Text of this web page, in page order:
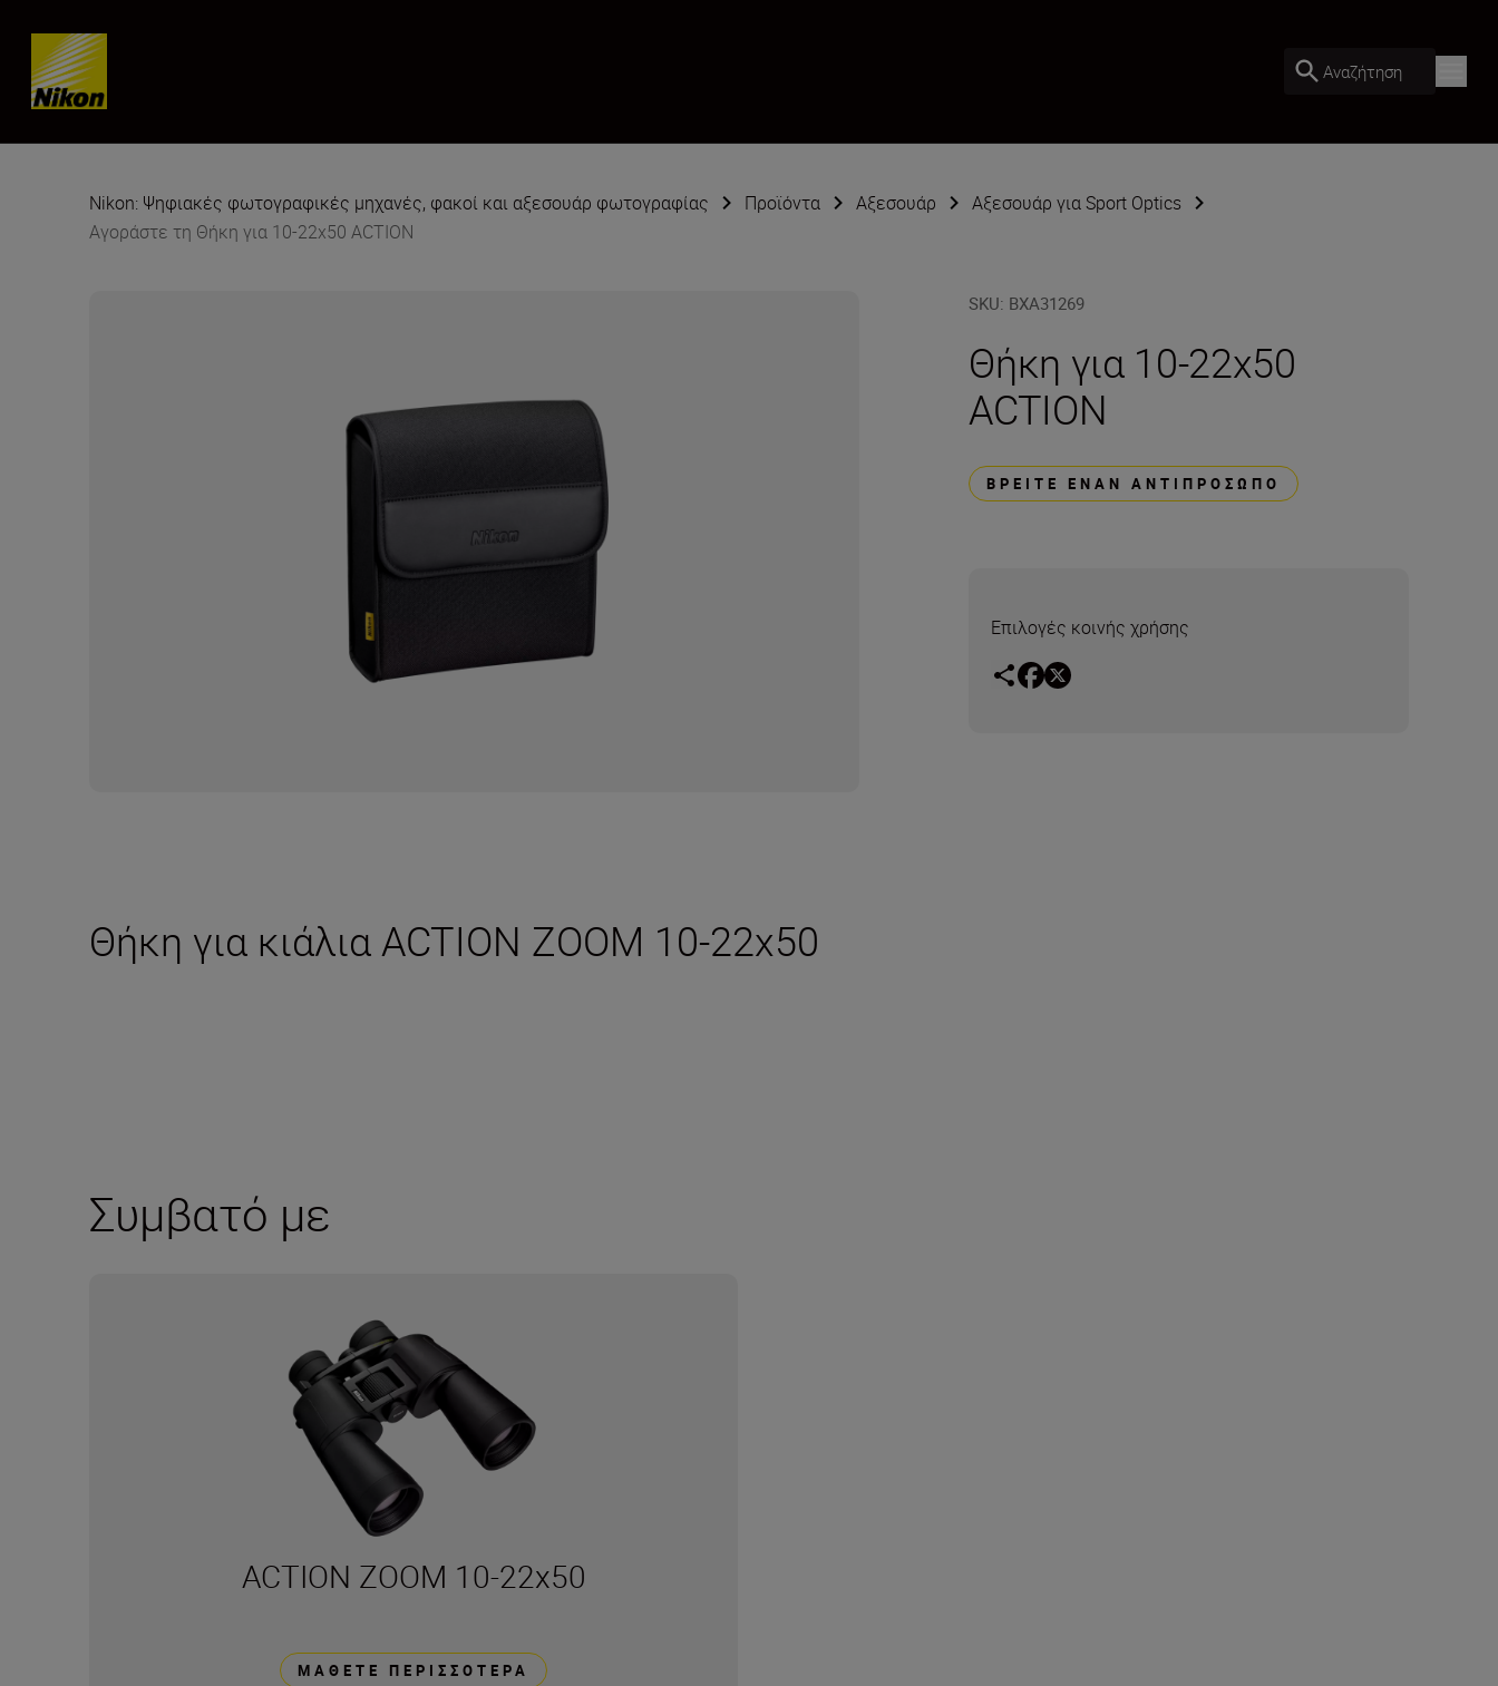
Skip content
Αναζήτηση
Nikon: Ψηφιακές φωτογραφικές μηχανές, φακοί και αξεσουάρ φωτογραφίας Προϊόντα Αξεσουάρ
Αξεσουάρ για Sport Optics
Αγοράστε τη Θήκη για 10-22x50 ACTION
SKU: BXA31269
Θήκη για 10-22x50
ACTION
ΒΡΕΊΤΕ ΈΝΑΝ ΑΝΤΙΠΡΌΣΩΠΟ
Επιλογές κοινής χρήσης
Θήκη για κιάλια ACTION ZOOM 10-22x50
Συμβατό με
ACTION ZOOM 10-22x50
ΜΆΘΕΤΕ ΠΕΡΙΣΣΌΤΕΡΑ